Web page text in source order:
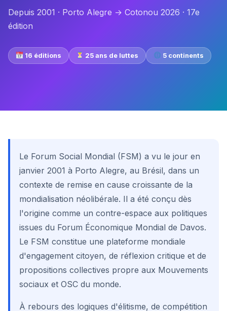
Depuis 2001 · Porto Alegre → Cotonou 2026 · 17e
édition
16 éditions 25 ans de luttes 5 continents
Le Forum Social Mondial (FSM) a vu le jour en
janvier 2001 à Porto Alegre, au Brésil, dans un
contexte de remise en cause croissante de la
mondialisation néolibérale. Il a été conçu dès
l'origine comme un contre-espace aux politiques
issues du Forum Économique Mondial de Davos.
Le FSM constitue une plateforme mondiale
d'engagement citoyen, de réflexion critique et de
propositions collectives propre aux Mouvements
sociaux et OSC du monde.
À rebours des logiques d'élitisme, de compétition